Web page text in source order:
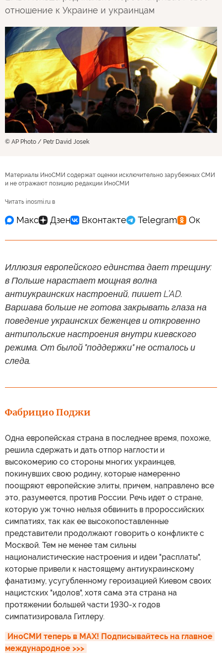
отношение к Украине и украинцам
© AP Photo / Petr David Josek
Материалы ИноСМИ содержат оценки исключительно зарубежных СМИ
и не отражают позицию редакции ИноСМИ
Читать inosmi.ru в
Иллюзия европейского единства дает трещину:
в Польше нарастает мощная волна
антиукраинских настроений, пишет L’AD.
Варшава больше не готова закрывать глаза на
поведение украинских беженцев и откровенно
антипольские настроения внутри киевского
режима. От былой "поддержки" не осталось и
следа.
Фабрицио Поджи
Одна европейская страна в последнее время, похоже,
решила сдержать и дать отпор наглости и
высокомерию со стороны многих украинцев,
покинувших свою родину, которые намеренно
поощряют европейские элиты, причем, направлено все
это, разумеется, против России. Речь идет о стране,
которую уж точно нельзя обвинить в пророссийских
симпатиях, так как ее высокопоставленные
представители продолжают говорить о конфликте с
Москвой. Тем не менее там сильны
националистические настроения и идеи "расплаты",
которые привели к настоящему антиукраинскому
фанатизму, усугубленному героизацией Киевом своих
нацистских "идолов", хотя сама эта страна на
протяжении большей части 1930-х годов
симпатизировала Гитлеру.
ИноСМИ теперь в MAX! Подписывайтесь на главное
международное >>>